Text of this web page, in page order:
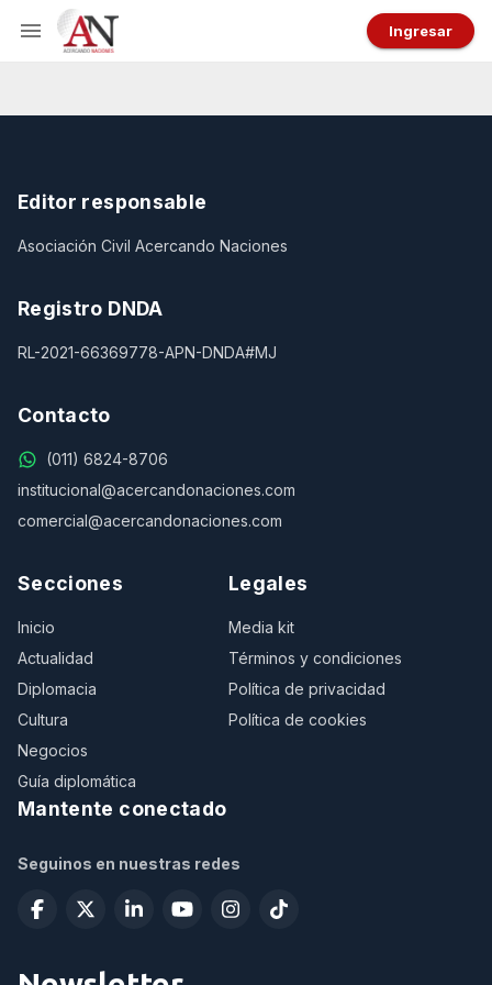
Ingresar
Editor responsable
Asociación Civil Acercando Naciones
Registro DNDA
RL-2021-66369778-APN-DNDA#MJ
Contacto
(011) 6824-8706
institucional@acercandonaciones.com
comercial@acercandonaciones.com
Secciones
Inicio
Actualidad
Diplomacia
Cultura
Negocios
Guía diplomática
Legales
Media kit
Términos y condiciones
Política de privacidad
Política de cookies
Mantente conectado
Seguinos en nuestras redes